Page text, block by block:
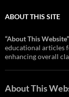
ABOUT THIS SITE
“About This Website”
educational articles
enhancing overall
About This